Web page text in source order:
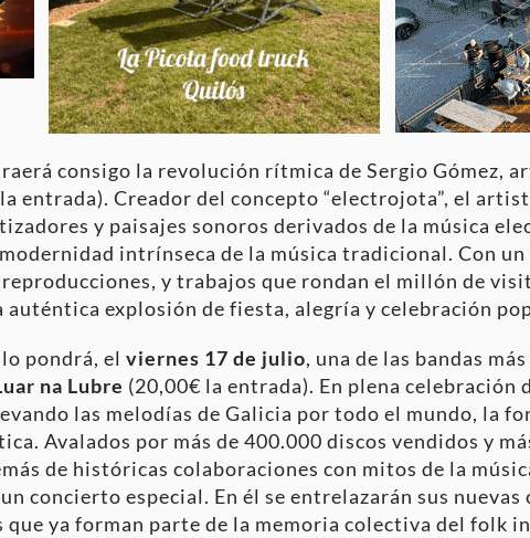
consigo la revolución rítmica de Sergio Gómez,
entrada). Creador del concepto “electrojota”, el
y paisajes sonoros derivados de la música
intrínseca de la música tradicional. Con
y trabajos que rondan el millón de
explosión de fiesta, alegría y celebración
pondrá, el viernes 17 de julio, una de las bandas
na Lubre (20,00€ la entrada). En plena celebración
las melodías de Galicia por todo el mundo, la
Avalados por más de 400.000 discos vendidos y
de históricas colaboraciones con mitos de la
concierto especial. En él se entrelazarán sus nuevas
que ya forman parte de la memoria colectiva del folk